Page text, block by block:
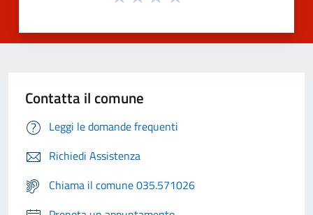
Contatta il comune
Leggi le domande frequenti
Richiedi Assistenza
Chiama il comune 035.571026